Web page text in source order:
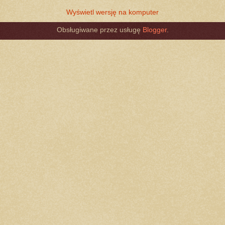
Wyświetl wersję na komputer
Obsługiwane przez usługę Blogger.